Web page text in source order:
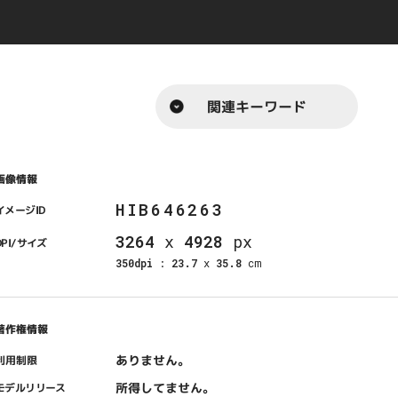
関連キーワード
像情報
メージID HIB646263
サイズ 3264 x 4928 px
350dpi : 23.7 x 35.8 cm
作権情報
用制限 ありません。
デルリリース 所得してません。